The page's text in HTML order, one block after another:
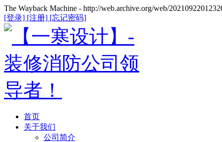
The Wayback Machine - http://web.archive.org/web/
[登录] [注册] [忘记密码]
首页
关于我们
公司简介